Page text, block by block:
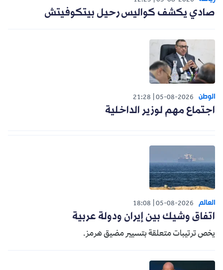
صادي يكشف كواليس رحيل بيتكوفيتش
الوطن 05-08-2026
21:28
اجتماع مهم لوزير الداخلية
العالم 05-08-2026
18:08
اتفاق وشيك بين إيران ودولة عربية
يخص ترتيبات متعلقة بتسيير مضيق هرمز.